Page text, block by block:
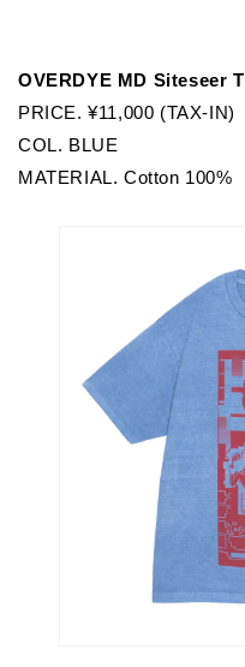
OVERDYE MD Siteseer T
PRICE. ¥11,000 (TAX-IN)
COL. BLUE
MATERIAL. Cotton 100%